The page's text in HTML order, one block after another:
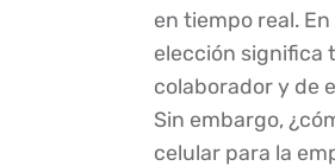
en tiempo real.
elección significa
colaborador y de
Sin embargo,
celular para la